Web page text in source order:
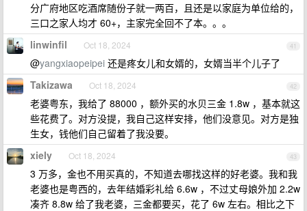
分广府地区吃酒席随份子就一两百，且还是以家庭为单位给的，
三口之家人均才 60+，主家完全回不了本。。。
41
linwinfil Oct 18, 2024
@yangxiaopeipei 还是疼女儿和女婿的，女婿当半个儿子了
42
Takizawa Oct 18, 2024
老婆粤东，我给了 88000 ，额外买的水贝三金 1.8w ，基本就这
些花费了。对方没提，我自己这样安排，他们没意见。对方是独
生女，钱他们自己留着了我没要。
43
xiely Oct 18, 2024
3 万多，金也不用买真的，不知道去哪找这样的好老婆。我和我
老婆也是粤西的，去年结婚彩礼给 6.6w ，不过丈母娘外加 2.2w
凑齐 8.8w 给了我老婆，三金都要买，花了 6w 左右。相比之下